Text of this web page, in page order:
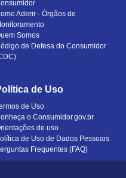
Aderir - Órgãos de
Somos
de Defesa do Consumidor
de Uso
de Uso
o Consumidor.gov.br
de uso
de Uso de Dados Pessoais
Frequentes (FAQ)